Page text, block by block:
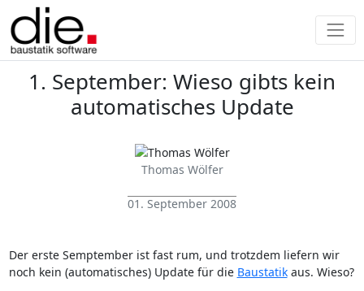
1. September: Wieso gibts kein
automatisches Update
Thomas Wölfer
01. September 2008
Der erste Semptember ist fast rum, und trotzdem liefern wir
noch kein (automatisches) Update für die Baustatikaus. Wieso?